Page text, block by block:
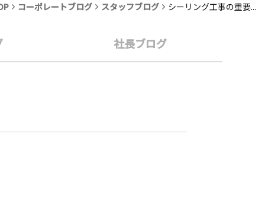
コーポレートブログ スタッフブログ シーリング工事の重要...
社長ブログ